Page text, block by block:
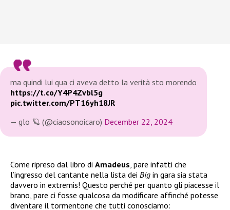
ma quindi lui qua ci aveva detto la verità sto morendo
https://t.co/Y4P4Zvbl5g
pic.twitter.com/PT16yh18JR
— glo 🪐 (@ciaosonoicaro) December 22, 2024
Come ripreso dal libro di Amadeus , pare infatti che
l’ingresso del cantante nella lista dei Big in gara sia stata
davvero in extremis! Questo perché per quanto gli piacesse il
brano, pare ci fosse qualcosa da modificare affinché potesse
diventare il tormentone che tutti conosciamo: